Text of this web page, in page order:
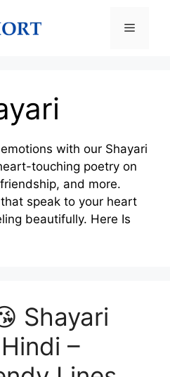
Menu
with our Shayari
touching poetry on
and more.
speak to your heart
beautifully. Here Is
Shayari
–